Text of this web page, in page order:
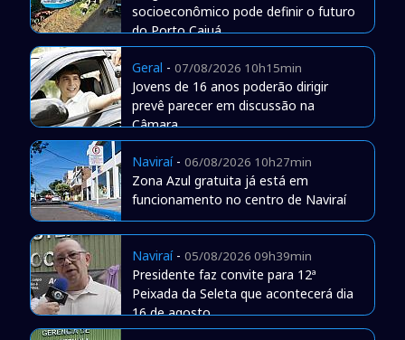
socioeconômico pode definir o futuro
do Porto Caiuá
Geral - 07/08/2026 10h15min
Jovens de 16 anos poderão dirigir
prevê parecer em discussão na
Câmara
Naviraí- 06/08/2026 10h27min
Zona Azul gratuita já está em
funcionamento no centro de Naviraí
Naviraí- 05/08/2026 09h39min
Presidente faz convite para 12ª
Peixada da Seleta que acontecerá dia
16 de agosto